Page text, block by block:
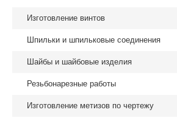
Изготовление винтов
Шпильки и шпильковые соединения
Шайбы и шайбовые изделия
Резьбонарезные работы
Изготовление метизов по чертежу